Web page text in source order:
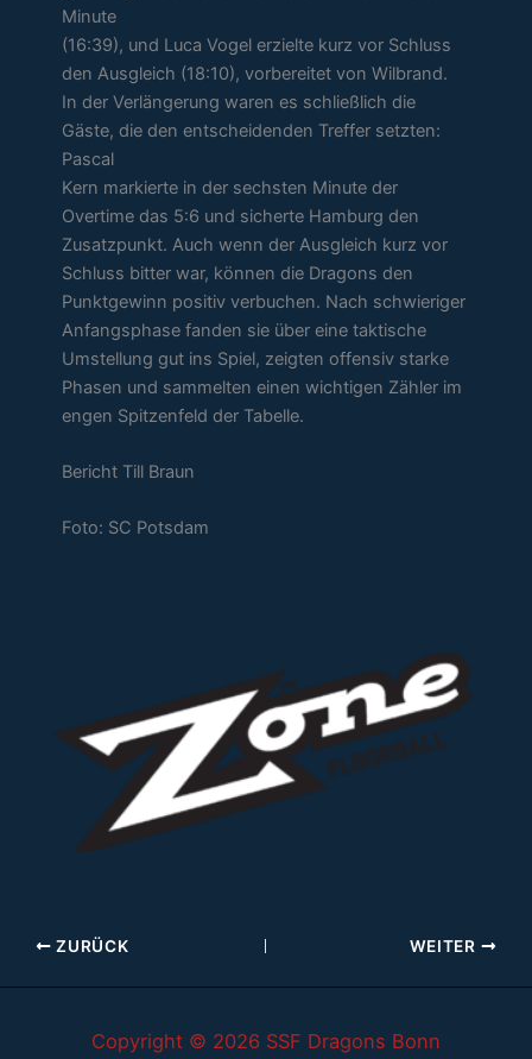
Minute
(16:39), und Luca Vogel erzielte kurz vor Schluss
den Ausgleich (18:10), vorbereitet von Wilbrand.
In der Verlängerung waren es schließlich die
Gäste, die den entscheidenden Treffer setzten:
Pascal
Kern markierte in der sechsten Minute der
Overtime das 5:6 und sicherte Hamburg den
Zusatzpunkt. Auch wenn der Ausgleich kurz vor
Schluss bitter war, können die Dragons den
Punktgewinn positiv verbuchen. Nach schwieriger
Anfangsphase fanden sie über eine taktische
Umstellung gut ins Spiel, zeigten offensiv starke
Phasen und sammelten einen wichtigen Zähler im
engen Spitzenfeld der Tabelle.
Bericht Till Braun
Foto: SC Potsdam
ZURÜCK WEITER
Copyright © 2026 SSF Dragons Bonn